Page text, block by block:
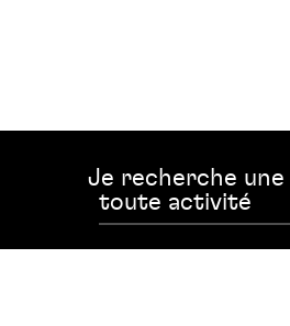
Je recherche